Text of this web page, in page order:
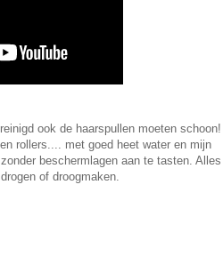
ook de haarspullen moeten schoon!
rollers.... met goed heet water en mijn
beschermlagen aan te tasten. Alles
of droogmaken.